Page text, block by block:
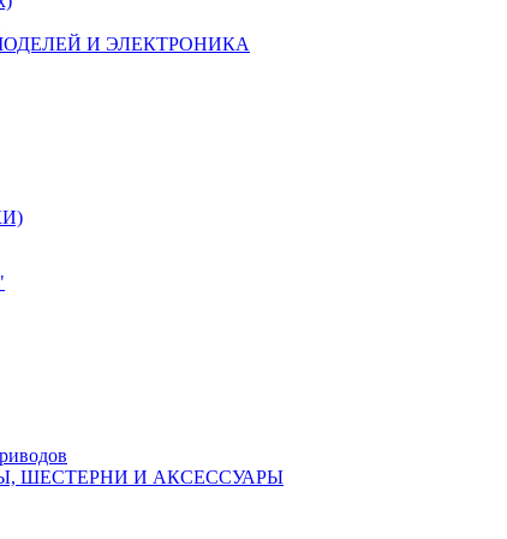
И ЭЛЕКТРОНИКА
ШЕСТЕРНИ И АКСЕССУАРЫ